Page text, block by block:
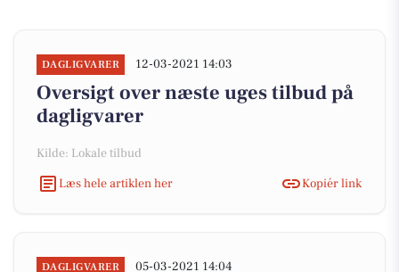
DAGLIGVARER 12-03-2021 14:03
Oversigt over næste uges tilbud på
dagligvarer
Kilde: Lokale tilbud
Læs hele artiklen her
Kopiér link
DAGLIGVARER 05-03-2021 14:04